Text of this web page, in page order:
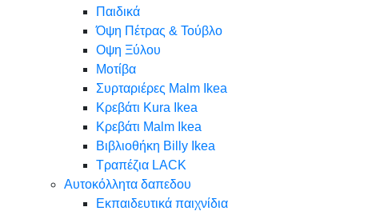
Παιδικά
Όψη Πέτρας & Τούβλο
Oψη Ξύλου
Μοτίβα
Συρταριέρες Malm Ikea
Κρεβάτι Kura Ikea
Κρεβάτι Malm Ikea
Βιβλιοθήκη Billy Ikea
Τραπέζια LACK
Αυτοκόλλητα δαπεδου
Εκπαιδευτικά παιχνίδια